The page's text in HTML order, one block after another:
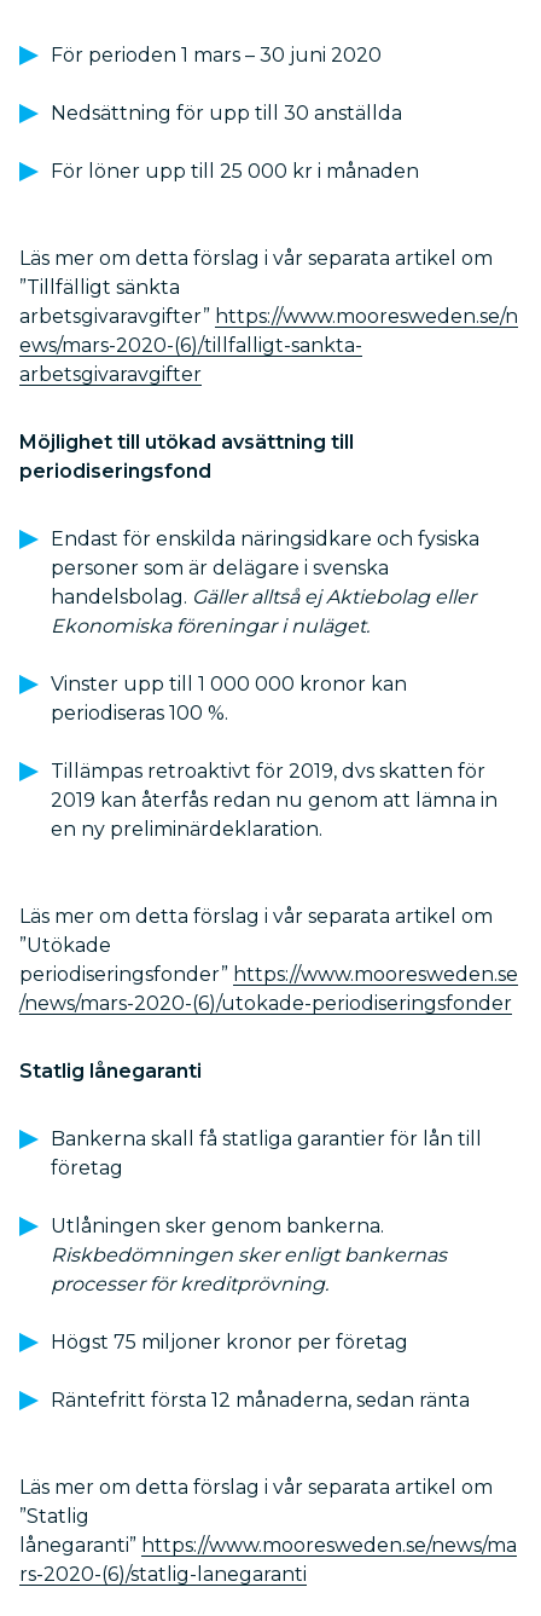
För perioden 1 mars – 30 juni 2020
Nedsättning för upp till 30 anställda
För löner upp till 25 000 kr i månaden
Läs mer om detta förslag i vår separata artikel om
”Tillfälligt sänkta
arbetsgivaravgifter” https://www.mooresweden.se/n
ews/mars-2020-(6)/tillfalligt-sankta-
arbetsgivaravgifter
Möjlighet till utökad avsättning till
periodiseringsfond
Endast för enskilda näringsidkare och fysiska
personer som är delägare i svenska
handelsbolag. Gäller alltså ej Aktiebolag eller
Ekonomiska föreningar i nuläget.
Vinster upp till 1 000 000 kronor kan
periodiseras 100 %.
Tillämpas retroaktivt för 2019, dvs skatten för
2019 kan återfås redan nu genom att lämna in
en ny preliminärdeklaration.
Läs mer om detta förslag i vår separata artikel om
”Utökade
periodiseringsfonder” https://www.mooresweden.se
/news/mars-2020-(6)/utokade-periodiseringsfonder
Statlig lånegaranti
Bankerna skall få statliga garantier för lån till
företag
Utlåningen sker genom bankerna.
Riskbedömningen sker enligt bankernas
processer för kreditprövning.
Högst 75 miljoner kronor per företag
Räntefritt första 12 månaderna, sedan ränta
Läs mer om detta förslag i vår separata artikel om
”Statlig
lånegaranti” https://www.mooresweden.se/news/ma
rs-2020-(6)/statlig-lanegaranti